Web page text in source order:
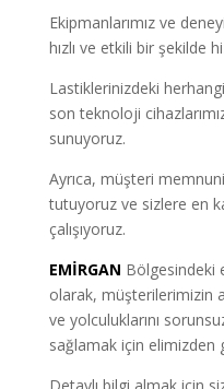
Ekipmanlarımız ve
hızlı ve etkili bir şekilde
Lastiklerinizdeki
son teknoloji
sunuyoruz.
Ayrıca, müşteri
tutuyoruz ve sizlere en
çalışıyoruz.
EMİRGAN Bölgesindeki
olarak, müşterilerimizin
ve yolculuklarını
sağlamak için elimizden
Detaylı bilgi almak için